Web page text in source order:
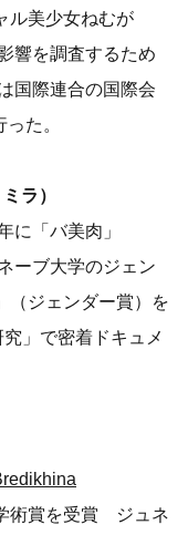
ル美少女ねむが
響を調査するため
国際連合の国際会
た。
ラ）
に「バ美肉」
ーブ大学のジェン
（ジェンダー賞）を
」で密着ドキュメ
術賞を受賞 ジュネ